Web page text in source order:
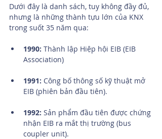
Dưới đây là danh sách, tuy không đầy đủ,
nhưng là những thành tựu lớn của KNX
trong suốt 35 năm qua:
1990: Thành lập Hiệp hội EIB (EIB
Association)
1991: Công bố thông số kỹ thuật mở
EIB (phiên bản đầu tiên).
1992: Sản phẩm đầu tiên được chứng
nhận EIB ra mắt thị trường (bus
coupler unit).